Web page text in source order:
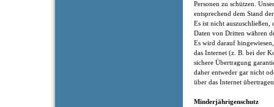
Personen zu schützen.
entsprechend dem Stand
Es ist nicht auszuschließen,
Daten von Dritten währen
Es wird darauf
das Internet (z. B. bei der
sichere Übertragung
daher entweder gar nicht
über das Internet
Minderjährigenschutz